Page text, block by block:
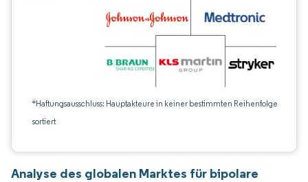
*Haftungsausschluss: Hauptakteure in keiner bestimmten Reihenfolge
sortiert
Analyse des globalen Marktes für bipolare